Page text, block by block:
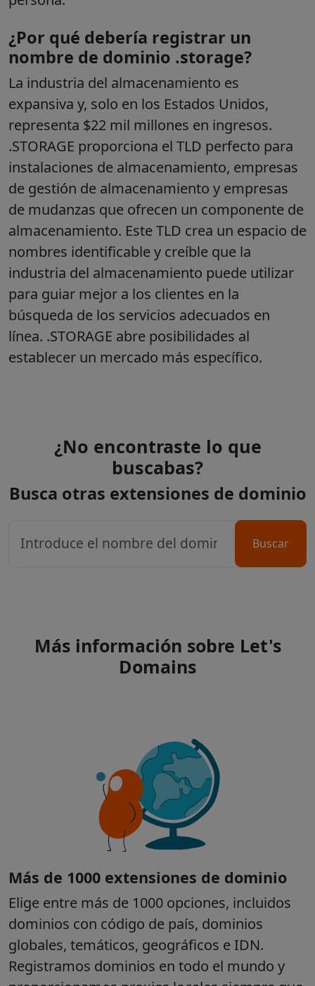
¿Por qué debería registrar un
nombre de dominio .storage?
La industria del almacenamiento es
expansiva y, solo en los Estados Unidos,
representa $22 mil millones en ingresos.
.STORAGE proporciona el TLD perfecto para
instalaciones de almacenamiento, empresas
de gestión de almacenamiento y empresas
de mudanzas que ofrecen un componente de
almacenamiento. Este TLD crea un espacio de
nombres identificable y creíble que la
industria del almacenamiento puede utilizar
para guiar mejor a los clientes en la
búsqueda de los servicios adecuados en
línea. .STORAGE abre posibilidades al
establecer un mercado más específico.
¿No encontraste lo que
buscabas?
Busca otras extensiones de dominio
Buscar